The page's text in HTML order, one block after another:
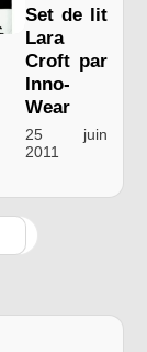
Set de lit
Lara
Croft par
Inno-
Wear
25 juin
2011